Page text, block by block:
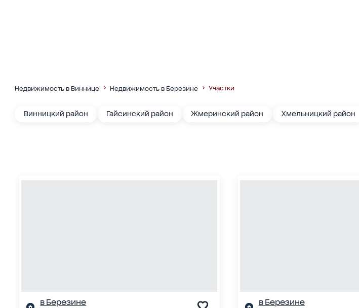
Недвижимость в Виннице Недвижимость в Березине Участки
Винницкий район Гайсинский район Жмеринский район Хмельницкий район
в Березине
в Березине